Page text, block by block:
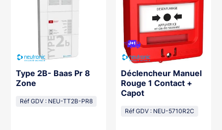
Type 2B- Baas Pr 8
Zone
Réf GDV : NEU-TT2B-PR8
Déclencheur Manuel
Rouge 1 Contact +
Capot
Réf GDV : NEU-5710R2C